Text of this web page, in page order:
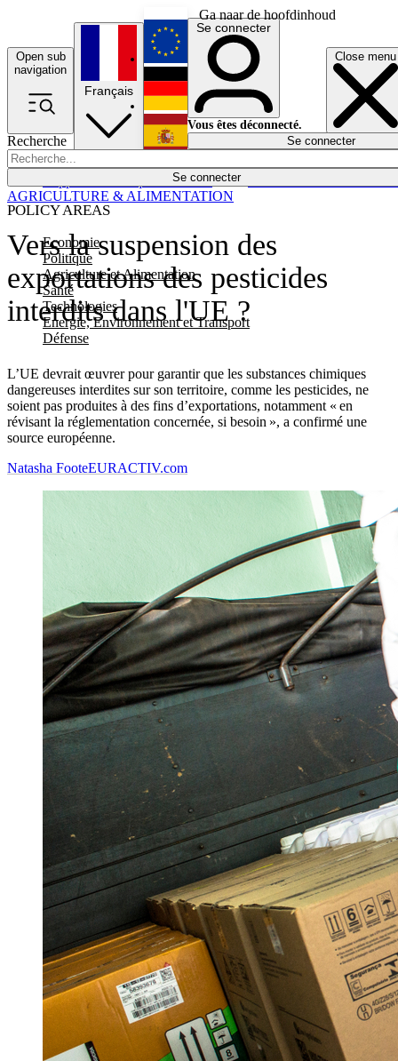
Ga naar de hoofdinhoud
Open sub
navigation
Close menu
Recherche
Se connecter
POLICY AREAS
Economie
Politique
Agriculture et Alimentation
Santé
Technologies
Energie, Environnement et Transport
Défense
Économie
Français
English
Deutsch
Español
Se connecter
Vous êtes déconnecté.
Se connecter
Vers la suspension des
exportations des pesticides
interdits dans l'UE ?
L’UE devrait œuvrer pour garantir que les substances chimiques
dangereuses interdites sur son territoire, comme les pesticides, ne
soient pas produites à des fins d’exportations, notamment « en
révisant la réglementation concernée, si besoin », a confirmé une
source européenne.
AGRICULTURE & ALIMENTATION
Natasha FooteEURACTIV.com